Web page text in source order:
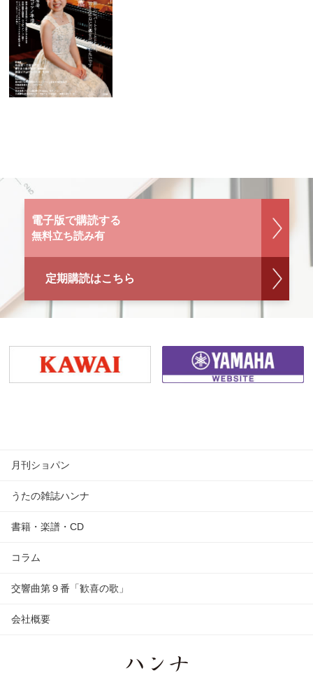
電子版で購読する
無料立ち読み有
定期購読はこちら
月刊ショパン
うたの雑誌ハンナ
書籍・楽譜・CD
コラム
交響曲第９番「歓喜の歌」
会社概要